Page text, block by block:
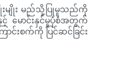
းမျိုး မည်သို့ပြုမူသည်ကို
မောင်းနှင်မှုပုံစံအတွက်
င်းစက်ကို ပြင်ဆင်ခြင်း